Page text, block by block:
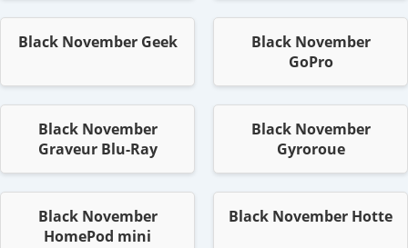
Black November Geek
Black November
GoPro
Black November
Graveur Blu-Ray
Black November
Gyroroue
Black November
HomePod mini
Black November Hotte